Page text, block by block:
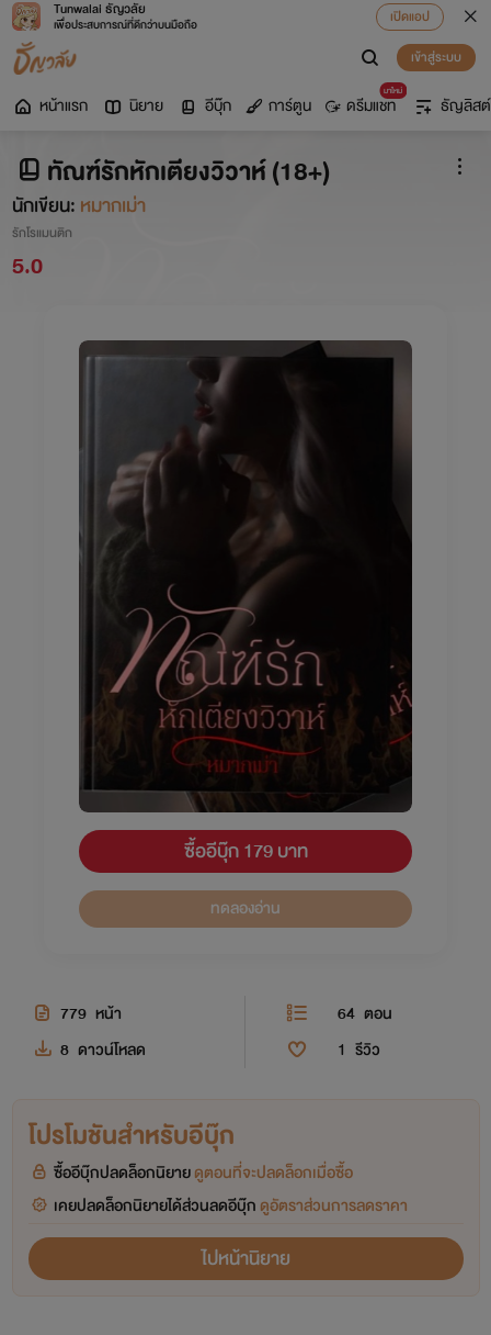
Tunwalai ธัญวลัย
เพื่อประสบการณ์ที่ดีกว่าบนมือถือ
เปิดแอป
เข้าสู่ระบบ
หน้าแรก นิยาย อีบุ๊ก การ์ตูน
มาใหม่
ดรีมแชท ธัญลิสต์
ทัณฑ์รักหักเตียงวิวาห์ (18+)
นักเขียน: หมากเม่า
รักโรแมนติก
5.0
ซื้ออีบุ๊ก 179 บาท
ทดลองอ่าน
779 หน้า 64 ตอน
8 ดาวน์โหลด 1 รีวิว
โปรโมชันสำหรับอีบุ๊ก
ซื้ออีบุ๊กปลดล็อกนิยายดูตอนที่จะปลดล็อกเมื่อซื้อ
เคยปลดล็อกนิยายได้ส่วนลดอีบุ๊ก ดูอัตราส่วนการลดราคา
ไปหน้านิยาย